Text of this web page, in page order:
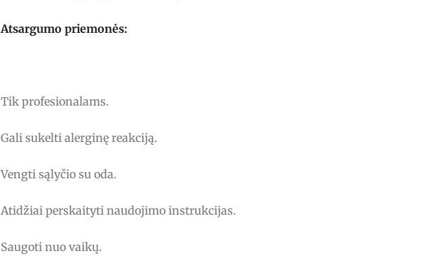
Atsargumo priemonės:
Tik profesionalams.
Gali sukelti alerginę reakciją.
Vengti sąlyčio su oda.
Atidžiai perskaityti naudojimo instrukcijas.
Saugoti nuo vaikų.